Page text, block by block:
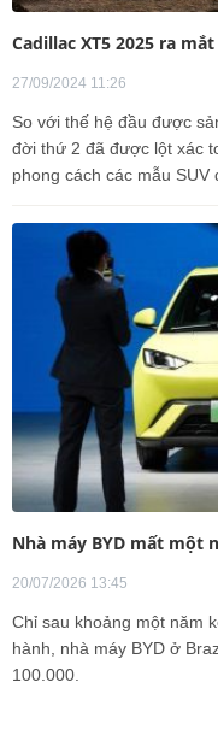
Cadillac XT5 2025 ra
27/09/2024 11:26
So với thế hệ đầu được
đời thứ 2 đã được lột xác
phong cách các mẫu SUV
Nhà máy BYD mất một
20/07/2026 13:45
Chỉ sau khoảng một năm
hành, nhà máy BYD ở
100.000.